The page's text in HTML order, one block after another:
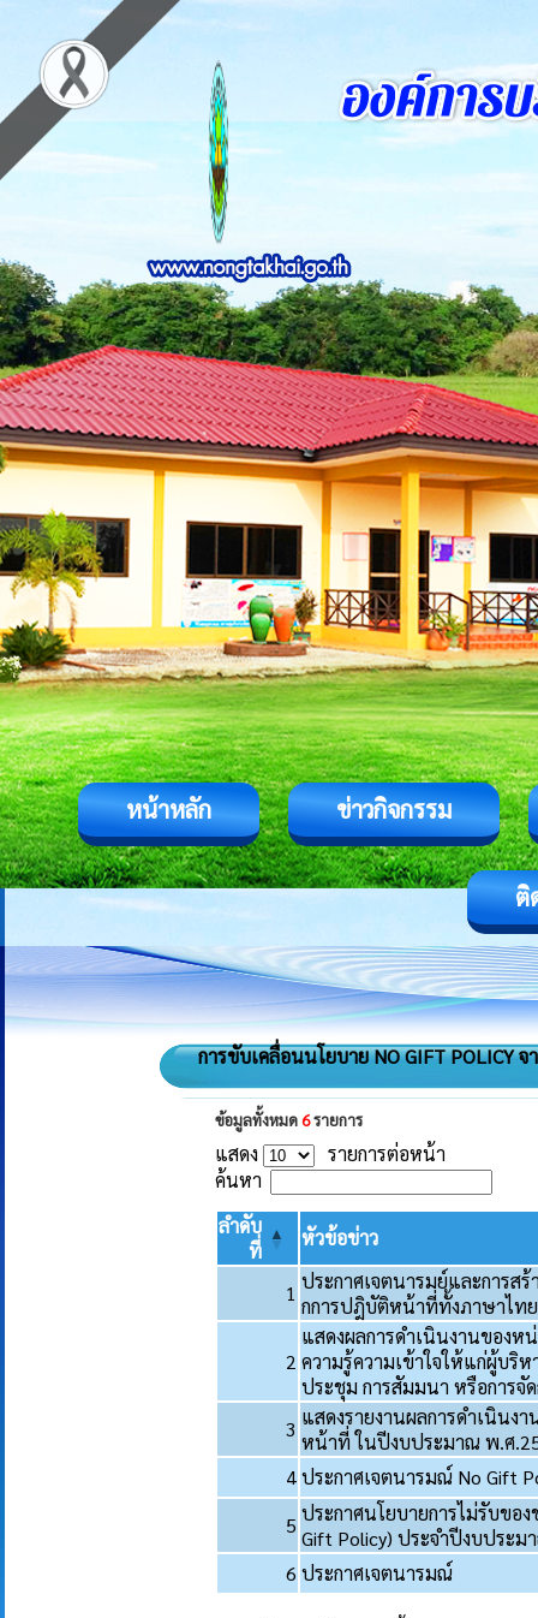
หน้าหลัก ข่าวกิจกรรม
ติ
การขับเคลื่อนนโยบาย NO GIFT POLICY
ข้อมูลทั้งหมด6รายการ
แสดง
รายการต่อหน้า
ค้นหา
ลำดับ
ที่
หัวข้อข่าว
1 ประกาศเจตนารมย์และการส
กการปฎิบัติหน้าที่ทั้งภาษาไท
2
แสดงผลการดำเนินงานของห
ความรู้ความเข้าใจให้แก่ผู้บริ
ประชุม การสัมมนา หรือการจั
3 แสดงรายงานผลการดำเนินง
หน้าที่ ในปีงบประมาณ พ.ศ
4ประกาศเจตนารมณ์ No Gift
5 ประกาศนโยบายการไม่รับข
Gift Policy) ประจำปีงบประ
6 ประกาศเจตนารมณ์